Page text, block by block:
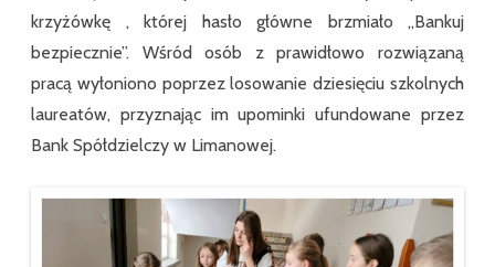
krzyżówkę , której hasło główne brzmiało ,,Bankuj
bezpiecznie”. Wśród osób z prawidłowo rozwiązaną
pracą wyłoniono poprzez losowanie dziesięciu szkolnych
laureatów, przyznając im upominki ufundowane przez
Bank Spółdzielczy w Limanowej.